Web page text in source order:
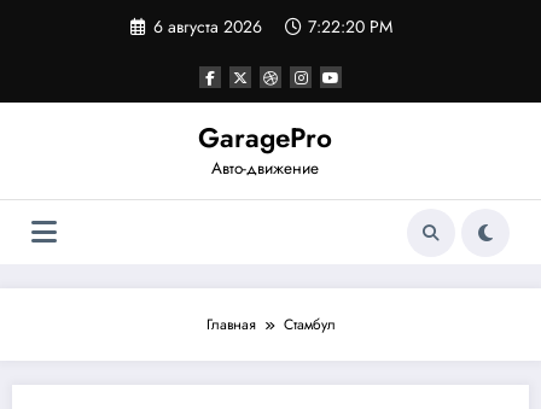
6 августа 2026 7:22:20 PM
GaragePro
Авто-движение
Главная Стамбул